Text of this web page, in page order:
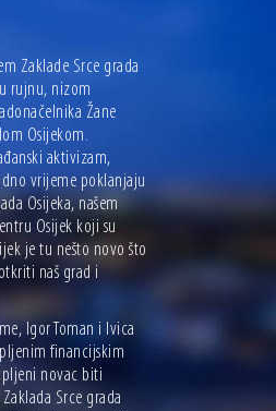
Zaklade Srce grada
rujnu, nizom
Žane
Osijekom.
aktivizam,
vrijeme poklanjaju
Osijeka, našem
Osijek koji su
je tu nešto novo što
naš grad i
Igor Toman i Ivica
financijskim
novac biti
Srce grada